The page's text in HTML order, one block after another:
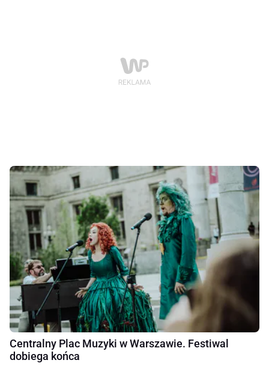
Centralny Plac Muzyki w Warszawie. Festiwal
dobiega końca